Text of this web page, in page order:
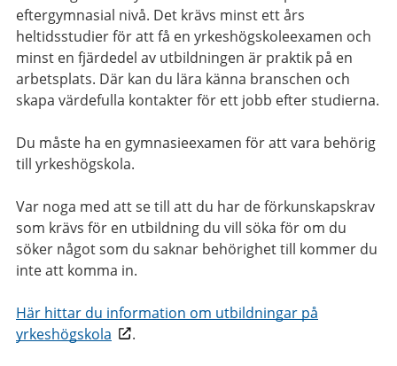
eftergymnasial nivå. Det krävs minst ett års
heltidsstudier för att få en yrkeshögskoleexamen och
minst en fjärdedel av utbildningen är praktik på en
arbetsplats. Där kan du lära känna branschen och
skapa värdefulla kontakter för ett jobb efter studierna.
Du måste ha en gymnasieexamen för att vara behörig
till yrkeshögskola.
Var noga med att se till att du har de förkunskapskrav
som krävs för en utbildning du vill söka för om du
söker något som du saknar behörighet till kommer du
inte att komma in.
Här hittar du information om utbildningar på
yrkeshögskola
.